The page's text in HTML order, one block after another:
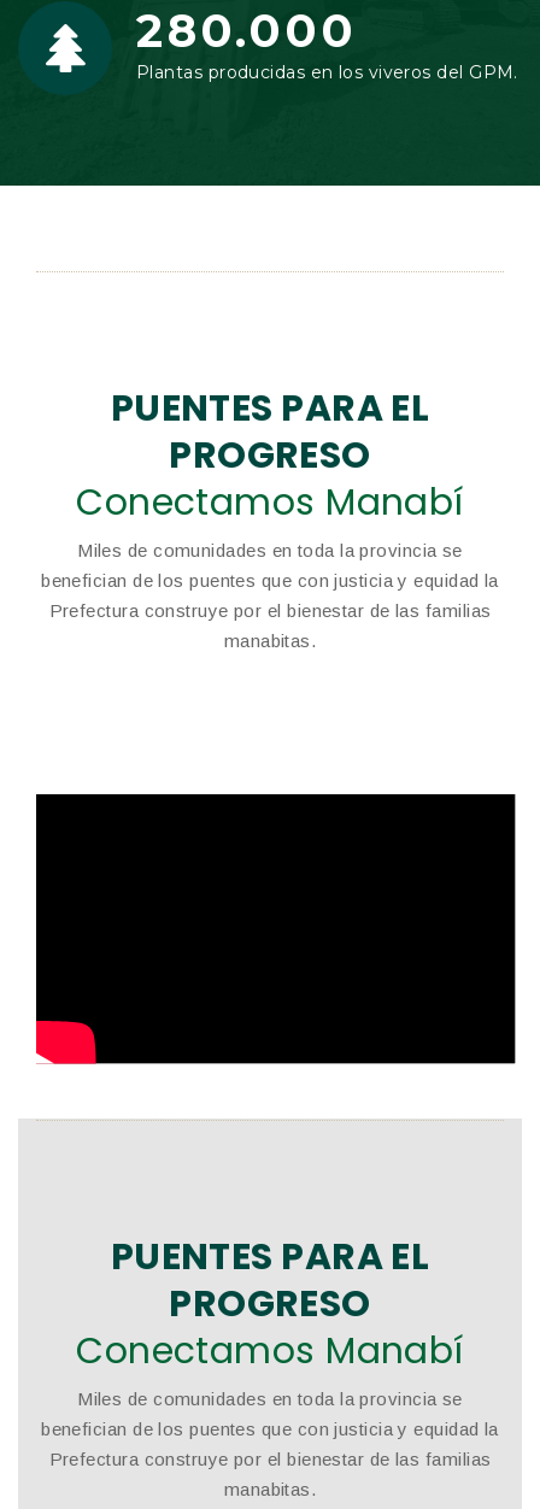
280.000
Plantas producidas en los viveros del GPM.
PUENTES PARA EL
PROGRESO
Conectamos Manabí
Miles de comunidades en toda la provincia se
benefician de los puentes que con justicia y equidad la
Prefectura construye por el bienestar de las familias
manabitas.
PUENTES PARA EL
PROGRESO
Conectamos Manabí
Miles de comunidades en toda la provincia se
benefician de los puentes que con justicia y equidad la
Prefectura construye por el bienestar de las familias
manabitas.